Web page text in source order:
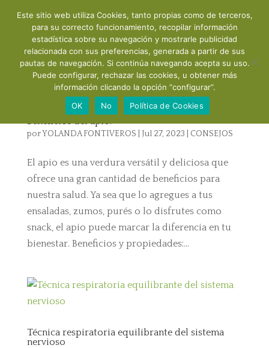
Beneficios del apio:
porYOLANDA FONTIVEROS Jul 27, 2023 CONSEJOS
El apio es una verdura versátil y deliciosa que
ofrece una gran cantidad de beneficios para
nuestra salud. Ya sea que lo agregues a tus
ensaladas, zumos, purés o lo disfrutes como
snack, el apio puede marcar la diferencia en tu
bienestar. Beneficios y propiedades:...
Técnica respiratoria equilibrante del sistema
nervioso
Este sitio web utiliza Cookies, tanto propias como de terceros,
para su correcto funcionamiento, recopilar información
estadística sobre su navegación y mostrarle publicidad
relacionada con sus preferencias, generada a partir de sus
pautas de navegación. Si continúa navegando acepta su uso.
Puede configurar, rechazar las cookies, u obtener más
información clicando la opción “configurar”.
OK
No Política de Cookies